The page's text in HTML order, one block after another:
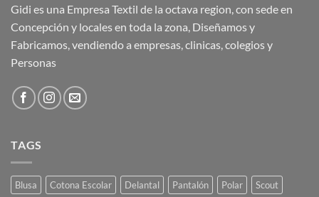
Gidi es una Empresa Textil de la octava region, con sede en
Concepción y locales en toda la zona, Diseñamos y
Fabricamos, vendiendo a empresas, clinicas, colegios y
Personas
TAGS
Blusa Cotona Escolar Delantal Pantalón Polar Scout